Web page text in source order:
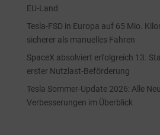
EU-Land
Tesla-FSD in Europa auf 65 Mio.
sicherer als manuelles Fahren
SpaceX absolviert erfolgreich 13.
erster Nutzlast-Beförderung
Tesla Sommer-Update 2026: Alle
Verbesserungen im Überblick